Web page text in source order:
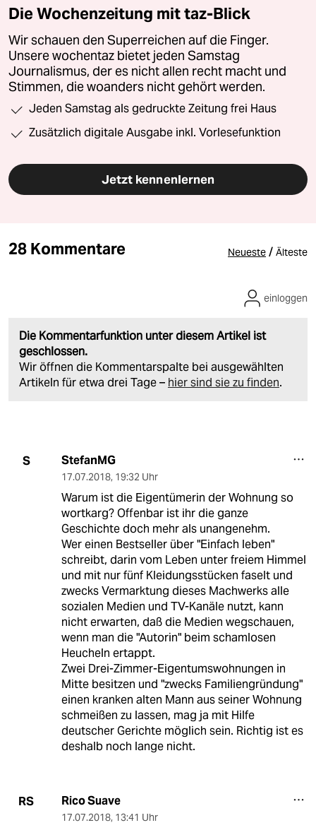
Die Wochenzeitung mit taz-Blick
Wir schauen den Superreichen auf die Finger.
Unsere wochentaz bietet jeden Samstag
Journalismus, der es nicht allen recht macht und
Stimmen, die woanders nicht gehört werden.
Jeden Samstag als gedruckte Zeitung frei Haus
Zusätzlich digitale Ausgabe inkl. Vorlesefunktion
Jetzt kennenlernen
28 Kommentare Neueste / Älteste
Die Kommentarfunktion unter diesem Artikel ist
geschlossen.
Wir öffnen die Kommentarspalte bei ausgewählten
Artikeln für etwa drei Tage – hier sind sie zu finden.
einloggen
S StefanMG
17.07.2018, 19:32 Uhr
Warum ist die Eigentümerin der Wohnung so
wortkarg? Offenbar ist ihr die ganze
Geschichte doch mehr als unangenehm.
Wer einen Bestseller über "Einfach leben"
schreibt, darin vom Leben unter freiem Himmel
und mit nur fünf Kleidungsstücken faselt und
zwecks Vermarktung dieses Machwerks alle
sozialen Medien und TV-Kanäle nutzt, kann
nicht erwarten, daß die Medien wegschauen,
wenn man die "Autorin" beim schamlosen
Heucheln ertappt.
Zwei Drei-Zimmer-Eigentumswohnungen in
Mitte besitzen und "zwecks Familiengründung"
einen kranken alten Mann aus seiner Wohnung
schmeißen zu lassen, mag ja mit Hilfe
deutscher Gerichte möglich sein. Richtig ist es
deshalb noch lange nicht.
RS Rico Suave
17.07.2018, 13:41 Uhr